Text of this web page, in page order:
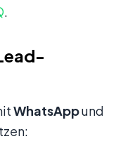
.
WhatsAppund